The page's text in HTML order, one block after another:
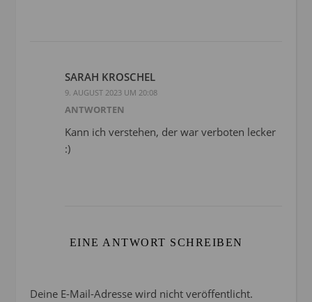
SARAH KROSCHEL
9. AUGUST 2023 UM 20:08
ANTWORTEN
Kann ich verstehen, der war verboten lecker
:)
EINE ANTWORT SCHREIBEN
Deine E-Mail-Adresse wird nicht veröffentlicht.